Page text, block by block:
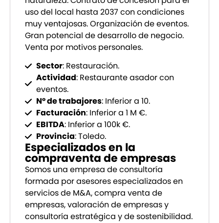
uso del local hasta 2037 con condiciones
muy ventajosas. Organización de eventos.
Gran potencial de desarrollo de negocio.
Venta por motivos personales.
Sector: Restauración.
Actividad: Restaurante asador con
eventos.
Nº de trabajores: Inferior a 10.
Facturación: Inferior a 1 M €.
EBITDA: Inferior a 100k €.
Provincia: Toledo.
Especializados en la
compraventa de empresas
Somos una empresa de consultoría
formada por asesores especializados en
servicios de M&A, compra venta de
empresas, valoración de empresas y
consultoría estratégica y de sostenibilidad.